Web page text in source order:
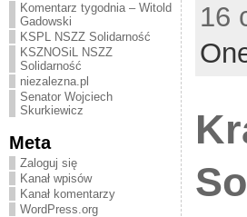
Komentarz tygodnia – Witold
Gadowski
KSPL NSZZ Solidarność
KSZNOSiL NSZZ
Solidarność
niezalezna.pl
Senator Wojciech
Skurkiewicz
Meta
Zaloguj się
Kanał wpisów
Kanał komentarzy
WordPress.org
16